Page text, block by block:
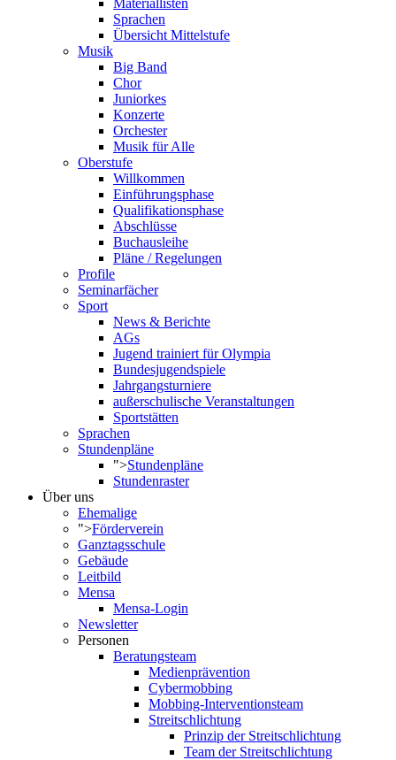
Sprachen
Übersicht Mittelstufe
Musik
Big Band
Chor
Juniorkes
Konzerte
Orchester
Musik für Alle
Oberstufe
Willkommen
Einführungsphase
Qualifikationsphase
Abschlüsse
Buchausleihe
Pläne / Regelungen
Profile
Seminarfächer
Sport
News & Berichte
AGs
Jugend trainiert für Olympia
Bundesjugendspiele
Jahrgangsturniere
außerschulische Veranstaltungen
Sportstätten
Sprachen
Stundenpläne
">Stundenpläne
Stundenraster
Über uns
Ehemalige
">Förderverein
Ganztagsschule
Gebäude
Leitbild
Mensa
Mensa-Login
Newsletter
Personen
Beratungsteam
Medienprävention
Cybermobbing
Mobbing-Interventionsteam
Streitschlichtung
Prinzip der Streitschlichtung
Team der Streitschlichtung